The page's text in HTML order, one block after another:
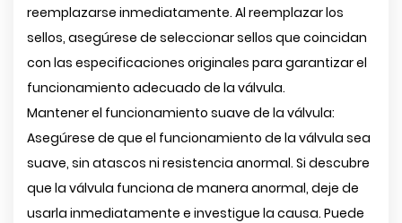
reemplazarse inmediatamente. Al reemplazar los
sellos, asegúrese de seleccionar sellos que coincidan
con las especificaciones originales para garantizar el
funcionamiento adecuado de la válvula.
Mantener el funcionamiento suave de la válvula:
Asegúrese de que el funcionamiento de la válvula sea
suave, sin atascos ni resistencia anormal. Si descubre
que la válvula funciona de manera anormal, deje de
usarla inmediatamente e investigue la causa. Puede